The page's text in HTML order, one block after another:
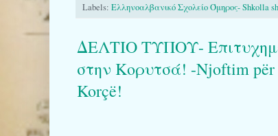
Labels: Ελληνοαλβανικό Σχολείο Όμηρος- Shkolla
ΔΕΛΤΙΟ ΤΥΠΟΥ-
στην Κορυτσά! -Njoftim për
Korçë!